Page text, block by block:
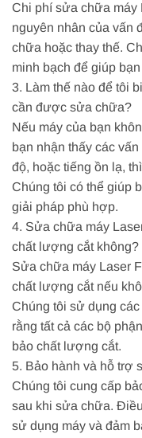
Chi phí sửa chữa máy
nguyên nhân của vấn
chữa hoặc thay thế.
minh bạch để giúp
3. Làm thế nào để tôi
cần được sửa chữa?
Nếu máy của bạn
bạn nhận thấy các
độ, hoặc tiếng ồn lạ,
Chúng tôi có thể giúp
giải pháp phù hợp.
4. Sửa chữa máy
chất lượng cắt không?
Sửa chữa máy Laser
chất lượng cắt nếu
Chúng tôi sử dụng
rằng tất cả các bộ
bảo chất lượng cắt.
5. Bảo hành và hỗ trợ
Chúng tôi cung cấp
sau khi sửa chữa.
sử dụng máy và đảm